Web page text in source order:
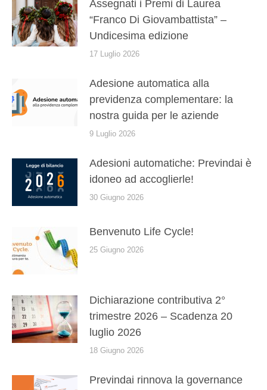
Assegnati i Premi di Laurea
“Franco Di Giovambattista” –
Undicesima edizione
17 Luglio 2026
Adesione automatica alla
previdenza complementare: la
nostra guida per le aziende
9 Luglio 2026
Adesioni automatiche: Previndai è
idoneo ad accoglierle!
30 Giugno 2026
Benvenuto Life Cycle!
25 Giugno 2026
Dichiarazione contributiva 2°
trimestre 2026 – Scadenza 20
luglio 2026
18 Giugno 2026
Previndai rinnova la governance